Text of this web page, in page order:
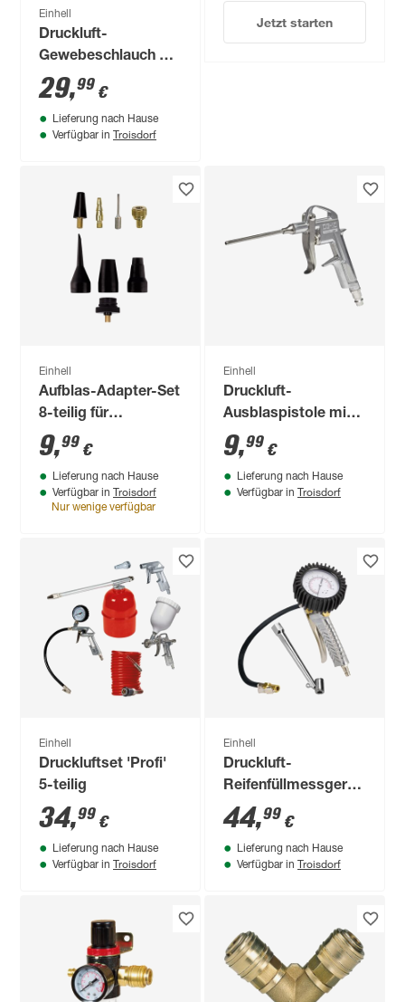
Einhell
Druckluft-
Gewebeschlauch Ø
9 mm 15 m
29,99 €
Lieferung nach Hause
Verfügbar in Troisdorf
Jetzt starten
Einhell
Aufblas-Adapter-Set
8-teilig für
Kompressoren
9,99 €
Lieferung nach Hause
Verfügbar in Troisdorf
Nur wenige verfügbar
Einhell
Druckluft-
Ausblaspistole mit
Stecknippel
9,99 €
Lieferung nach Hause
Verfügbar in Troisdorf
Einhell
Druckluftset 'Profi'
5-teilig
34,99 €
Lieferung nach Hause
Verfügbar in Troisdorf
Einhell
Druckluft-
Reifenfüllmessgerät
8 bar
44,99 €
Lieferung nach Hause
Verfügbar in Troisdorf